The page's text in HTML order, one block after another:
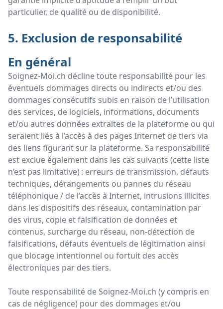
particulier, de qualité ou de disponibilité.
5. Exclusion de responsabilité
En général
Soignez-Moi.ch décline toute responsabilité pour les
éventuels dommages directs ou indirects et/ou des
dommages consécutifs subis en raison de l’utilisation
des services, de logiciels, informations, documents
et/ou autres données extraites de la plateforme ou qui
seraient liés à l’accès à des pages Internet de tiers via
des liens figurant sur la plateforme. Sa responsabilité
est exclue également dans les cas suivants (cette liste
n’est pas limitative) : erreurs de transmission, défauts
techniques, dérangements ou pannes du réseau
téléphonique / de l’accès à Internet, intrusions illicites
dans les dispositifs des réseaux, contamination par
des virus, copie et falsification de données et
contenus, surcharge du réseau, non-détection de
falsifications, défauts éventuels de légitimation ainsi
que blocage intentionnel ou fortuit des accès
électroniques par des tiers.
Toute responsabilité de Soignez-Moi.ch (y compris en
cas de négligence) pour des dommages et/ou